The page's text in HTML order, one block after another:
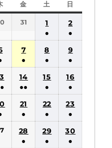
曜
日
金
曜
土
曜
日
曜
31
1
●
(1
件
の
イ
ベ
ン
ト)
2
●
(1
件
の
イ
ベ
ン
ト)
(1
件
の
イ
ベ
ン
7
●
(1
件
の
イ
ベ
ン
ト)
8
●
(1
件
の
イ
ベ
ン
ト)
9
●
(1
件
の
イ
ベ
ン
ト)
(2
件
の
イ
14
●●
(2
件
の
イ
ベ
15
●
(1
件
の
イ
ベ
16
●
(1
件
の
イ
ベ
(1
21
●
(1
件
22
●
(1
件
23
●
(1
件
28
●
29
●
30
●